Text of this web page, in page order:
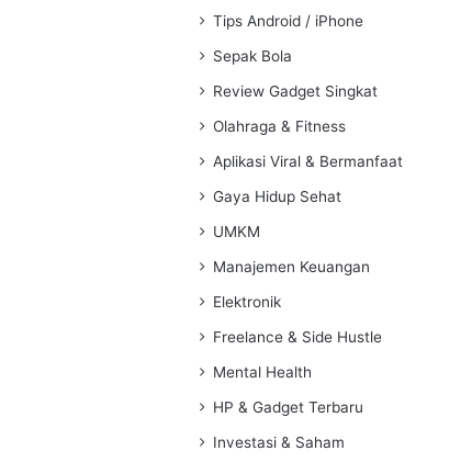
Tips Android / iPhone
Sepak Bola
Review Gadget Singkat
Olahraga & Fitness
Aplikasi Viral & Bermanfaat
Gaya Hidup Sehat
UMKM
Manajemen Keuangan
Elektronik
Freelance & Side Hustle
Mental Health
HP & Gadget Terbaru
Investasi & Saham